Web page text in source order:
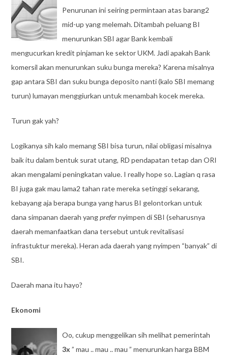
Penurunan ini seiring permintaan atas barang2
mid-up yang melemah. Ditambah peluang BI
menurunkan SBI agar Bank kembali
mengucurkan kredit pinjaman ke sektor UKM. Jadi apakah Bank
komersil akan menurunkan suku bunga mereka? Karena misalnya
gap antara SBI dan suku bunga deposito nanti (kalo SBI memang
turun) lumayan menggiurkan untuk menambah kocek mereka.
Turun gak yah?
Logikanya sih kalo memang SBI bisa turun, nilai obligasi misalnya
baik itu dalam bentuk surat utang, RD pendapatan tetap dan ORI
akan mengalami peningkatan value. I really hope so. Lagian q rasa
BI juga gak mau lama2 tahan rate mereka setinggi sekarang,
kebayang aja berapa bunga yang harus BI gelontorkan untuk
dana simpanan daerah yangprefernyimpen di SBI (seharusnya
daerah memanfaatkan dana tersebut untuk revitalisasi
infrastuktur mereka). Heran ada daerah yang nyimpen “banyak” di
SBI.
Daerah mana itu hayo?
Ekonomi
Oo, cukup menggelikan sih melihat pemerintah
3x ” mau .. mau .. mau ” menurunkan harga BBM